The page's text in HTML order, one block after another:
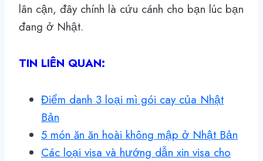
lân cận, đây chính là cứu cánh cho bạn lúc bạn
đang ở Nhật.
TIN LIÊN QUAN:
Điểm danh 3 loại mì gói cay của Nhật
Bản
5 món ăn ăn hoài không mập ở Nhật Bản
Các loại visa và hướng dẫn xin visa cho